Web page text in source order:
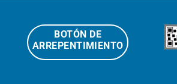
BOTÓN DE
ARREPENTIMIENTO